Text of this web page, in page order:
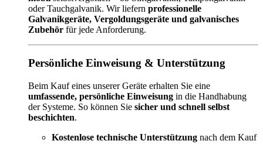
oder Tauchgalvanik. Wir liefern professionelle
Galvanikgeräte, Vergoldungsgeräte und galvanisches
Zubehör für jede Anforderung.
Persönliche Einweisung & Unterstützung
Beim Kauf eines unserer Geräte erhalten Sie eine
umfassende, persönliche Einweisung in die Handhabung
der Systeme. So können Sie sicher und schnell selbst
beschichten.
Kostenlose technische Unterstützung nach dem Kauf